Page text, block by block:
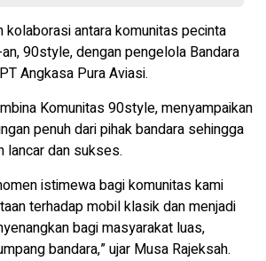
kolaborasi antara komunitas pecinta
90style, dengan pengelola Bandara
Angkasa Pura Aviasi.
Komunitas 90style, menyampaikan
penuh dari pihak bandara sehingga
lancar dan sukses.
istimewa bagi komunitas kami
terhadap mobil klasik dan menjadi
bagi masyarakat luas,
bandara,” ujar Musa Rajeksah.